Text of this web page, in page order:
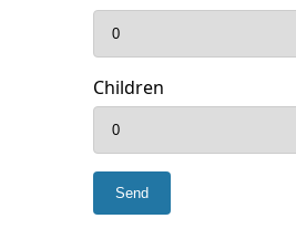
Children